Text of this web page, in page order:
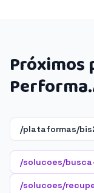
Próximos
/plataformas/
/solucoes/
/solucoes/